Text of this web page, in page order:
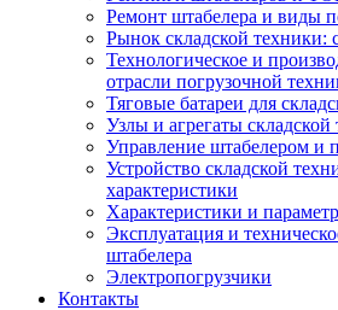
Ремонт штабелера и виды
Рынок складской техники:
Технологическое и
отрасли погрузочной
Тяговые батареи для
Узлы и агрегаты складской
Управление штабелером и
Устройство складской
характеристики
Характеристики и
Эксплуатация и
штабелера
Электропогрузчики
Контакты